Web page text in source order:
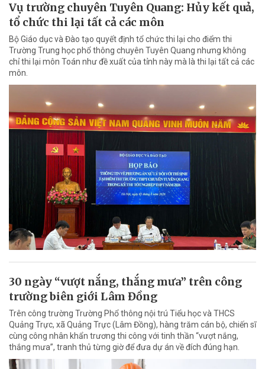
Vụ trường chuyên Tuyên Quang: Hủy kết quả,
tổ chức thi lại tất cả các môn
Bộ Giáo dục và Đào tạo quyết định tổ chức thi lại cho điểm thi
Trường Trung học phổ thông chuyên Tuyên Quang nhưng không
chỉ thi lại môn Toán như đề xuất của tỉnh này mà là thi lại tất cả các
môn.
30 ngày “vượt nắng, thắng mưa” trên công
trường biên giới Lâm Đồng
Trên công trường Trường Phổ thông nội trú Tiểu học và THCS
Quảng Trực, xã Quảng Trực (Lâm Đồng), hàng trăm cán bộ, chiến sĩ
cùng công nhân khẩn trương thi công với tinh thần “vượt nắng,
thắng mưa”, tranh thủ từng giờ để đưa dự án về đích đúng hạn.